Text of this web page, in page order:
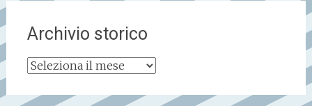
Archivio storico
Archivio